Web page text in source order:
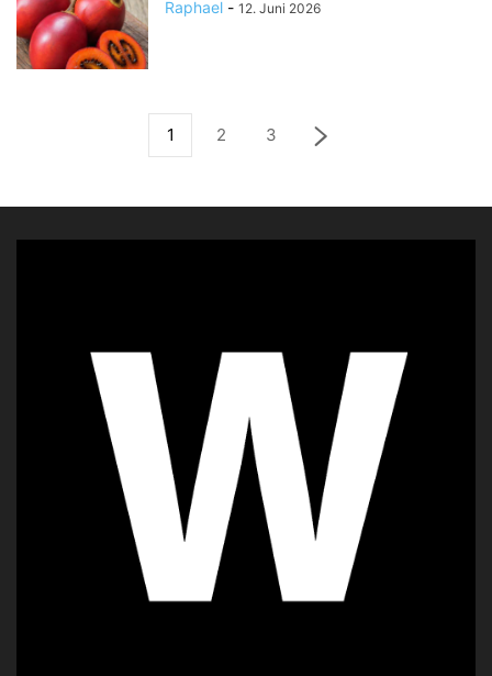
Raphael - 12. Juni 2026
1 2 3